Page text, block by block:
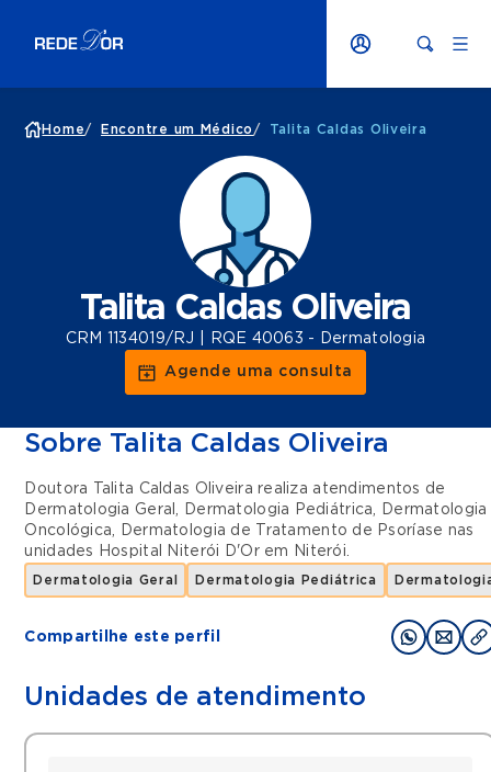
Home/ Encontre um Médico / Talita Caldas Oliveira
Talita Caldas Oliveira
CRM 1134019/RJ | RQE 40063 - Dermatologia
Agende uma consulta
Sobre Talita Caldas Oliveira
Doutora Talita Caldas Oliveira realiza atendimentos de
Dermatologia Geral, Dermatologia Pediátrica,
Dermatologia
Oncológica, Dermatologia de Tratamento de Psoríase nas
unidades
Hospital Niterói D'Or em Niterói.
Dermatologia Geral Dermatologia Pediátrica
Compartilhe este perfil
Unidades de atendimento